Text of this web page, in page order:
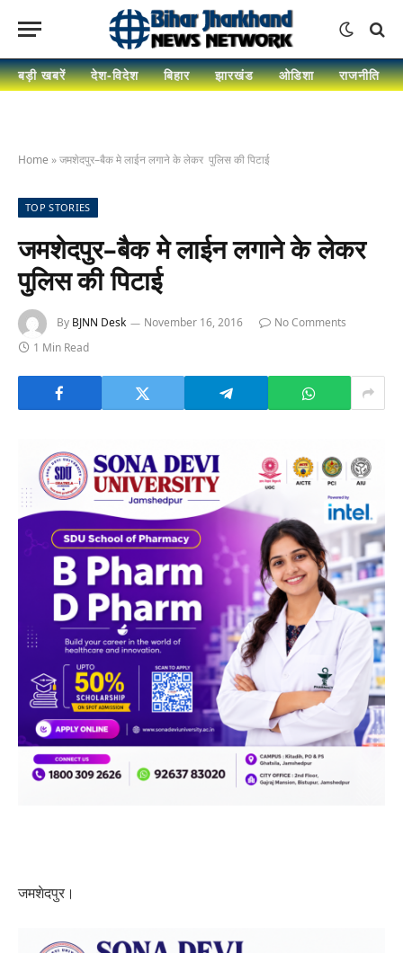
बड़ी खबरें देश-विदेश बिहार झारखंड ओडिशा राजनीति
Home »जमशेदपुर–बैक मे लाईन लगाने के लेकर पुलिस की पिटाई
TOP STORIES
जमशेदपुर–बैक मे लाईन लगाने के लेकर
पुलिस की पिटाई
By BJNN Desk November 16, 2016
No Comments
1 Min Read
जमशेदपुर।